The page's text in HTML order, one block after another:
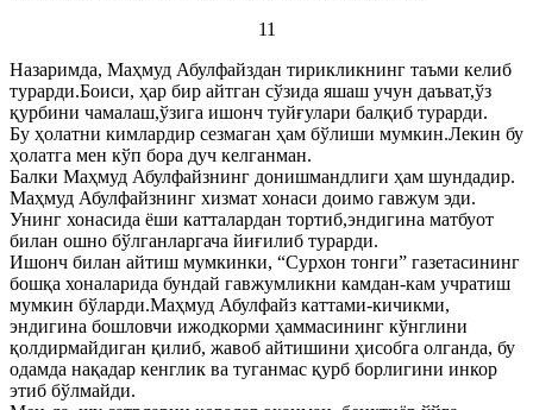
11
Назаримда, Маҳмуд Абулфайздан тирикликнинг таъми келиб
турарди.Боиси, ҳар бир айтган сўзида яшаш учун даъват,ўз
қурбини чамалаш,ўзига ишонч туйғулари балқиб турарди.
Бу ҳолатни кимлардир сезмаган ҳам бўлиши мумкин.Лекин бу
ҳолатга мен кўп бора дуч келганман.
Балки Маҳмуд Абулфайзнинг донишмандлиги ҳам шундадир.
Маҳмуд Абулфайзнинг хизмат хонаси доимо гавжум эди.
Унинг хонасида ёши катталардан тортиб,эндигина матбуот
билан ошно бўлганларгача йиғилиб турарди.
Ишонч билан айтиш мумкинки, “Сурхон тонги” газетасининг
бошқа хоналарида бундай гавжумликни камдан-кам учратиш
мумкин бўларди.Маҳмуд Абулфайз каттами-кичикми,
эндигина бошловчи ижодкорми ҳаммасининг кўнглини
қолдирмайдиган қилиб, жавоб айтишини ҳисобга олганда, бу
одамда нақадар кенглик ва туганмас қурб борлигини инкор
этиб бўлмайди.